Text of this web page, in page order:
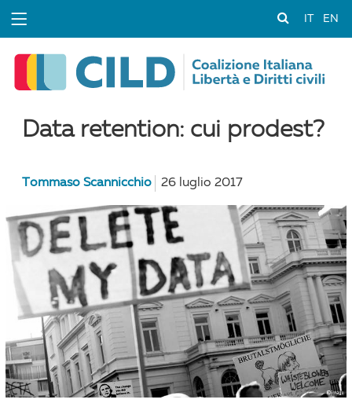
EN
Data retention: cui prodest?
Tommaso Scannicchio 26 luglio 2017